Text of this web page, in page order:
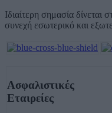
Ιδιαίτερη σημασία δίνεται
συνεχή εσωτερικό και
Ασφαλιστικές
Εταιρείες